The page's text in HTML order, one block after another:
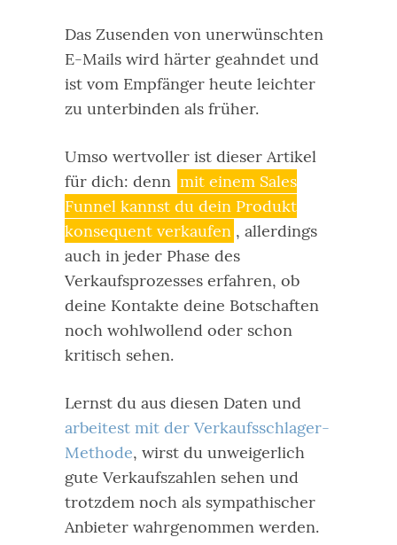
Das Zusenden von unerwünschten
E-Mails wird härter geahndet und
ist vom Empfänger heute leichter
zu unterbinden als früher.
Umso wertvoller ist dieser Artikel
für dich: denn mit einem Sales
Funnel kannst du dein Produkt
konsequent verkaufen , allerdings
auch in jeder Phase des
Verkaufsprozesses erfahren, ob
deine Kontakte deine Botschaften
noch wohlwollend oder schon
kritisch sehen.
Lernst du aus diesen Daten und
arbeitest mit der Verkaufsschlager-
Methode, wirst du unweigerlich
gute Verkaufszahlen sehen und
trotzdem noch als sympathischer
Anbieter wahrgenommen werden.